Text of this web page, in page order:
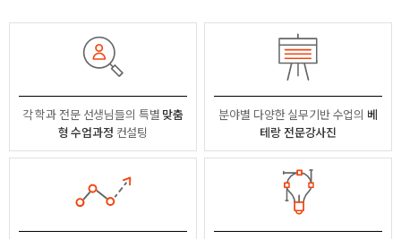
각 학과 전문 선생님들의 특별 맞춤
형 수업과정 컨설팅
분야별 다양한 실무기반 수업의 베
테랑 전문강사진